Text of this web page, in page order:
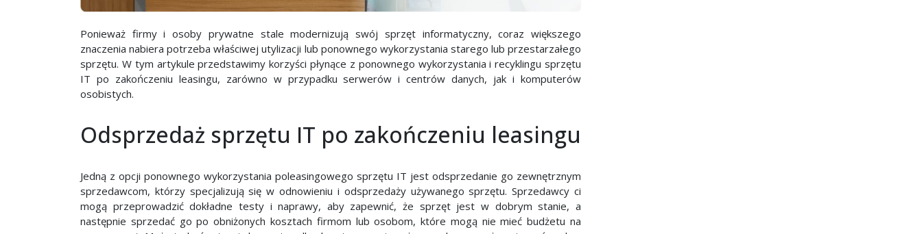
Ponieważ firmy i osoby prywatne stale modernizują swój sprzęt informatyczny, coraz większego
znaczenia nabiera potrzeba właściwej utylizacji lub ponownego wykorzystania starego lub przestarzałego
sprzętu. W tym artykule przedstawimy korzyści płynące z ponownego wykorzystania i recyklingu sprzętu
IT po zakończeniu leasingu, zarówno w przypadku serwerów i centrów danych, jak i komputerów
osobistych.
Odsprzedaż sprzętu IT po zakończeniu leasingu
Jedną z opcji ponownego wykorzystania poleasingowego sprzętu IT jest odsprzedanie go zewnętrznym
sprzedawcom, którzy specjalizują się w odnowieniu i odsprzedaży używanego sprzętu. Sprzedawcy ci
mogą przeprowadzić dokładne testy i naprawy, aby zapewnić, że sprzęt jest w dobrym stanie, a
następnie sprzedać go po obniżonych kosztach firmom lub osobom, które mogą nie mieć budżetu na